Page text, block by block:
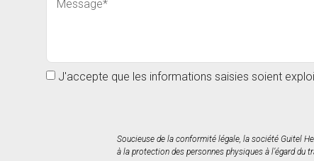
J'accepte que les informations saisies soient
Soucieuse de la conformité légale, la société Guitel
à la protection des personnes physiques à l’égard du